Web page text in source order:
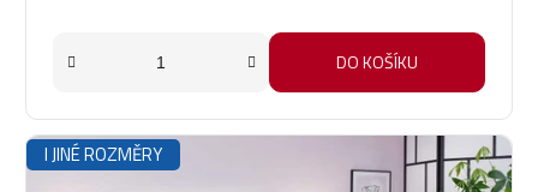
DO KOŠÍKU
I JINÉ ROZMĚRY